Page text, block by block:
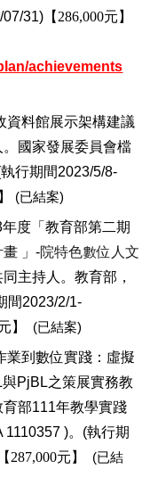
31)【 286,000元】
achievements
資料館展示架構建議
。國家發展委員會檔
行期間2023/5/8-
(已結案)
年度「教育部第二期
畫 」-院特色數位人文
同主持人。教育部，
間2023/2/1-
】 (已結案)
業到數位實踐：虛擬
PjBL之策展實務教
育部111年教學實踐
1110357 )。 (執行期
【 287,000元】
(已結